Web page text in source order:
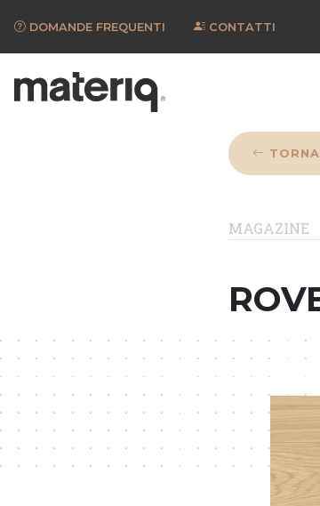
DOMANDE FREQUENTI CONTATTI
MAGAZINE